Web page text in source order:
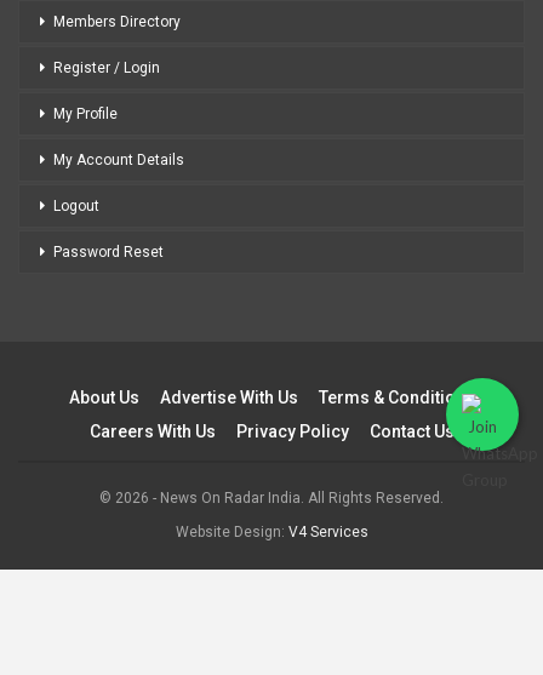
Members Directory
Register / Login
My Profile
My Account Details
Logout
Password Reset
About Us Advertise With Us
Terms & Conditions
Careers With Us
Privacy Policy Contact Us
© 2026 - News On Radar India. All Rights Reserved.
Website Design: V4 Services